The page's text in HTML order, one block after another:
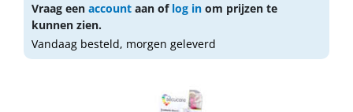
Vraag een account aan of log in om prijzen te
kunnen zien.
Vandaag besteld, morgen geleverd